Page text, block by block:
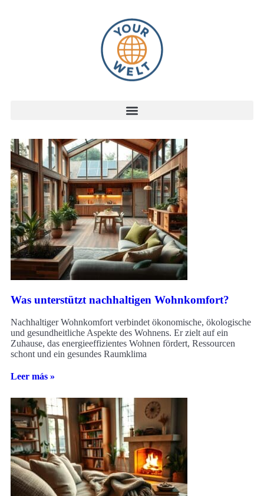
Was unterstützt nachhaltigen Wohnkomfort?
Nachhaltiger Wohnkomfort verbindet ökonomische, ökologische
und gesundheitliche Aspekte des Wohnens. Er zielt auf ein
Zuhause, das energieeffizientes Wohnen fördert, Ressourcen
schont und ein gesundes Raumklima
Leer más »